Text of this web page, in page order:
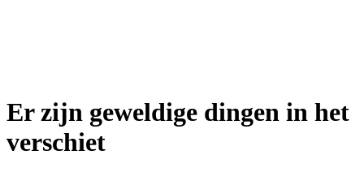
Er zijn geweldige dingen in het
verschiet